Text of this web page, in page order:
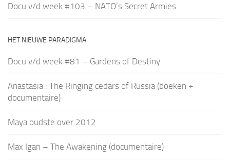
Docu v/d week #103 – NATO’s Secret Armies
HET NIEUWE PARADIGMA
Docu v/d week #81 – Gardens of Destiny
Anastasia : The Ringing cedars of Russia (boeken +
documentaire)
Maya oudste over 2012
Max Igan – The Awakening (documentaire)